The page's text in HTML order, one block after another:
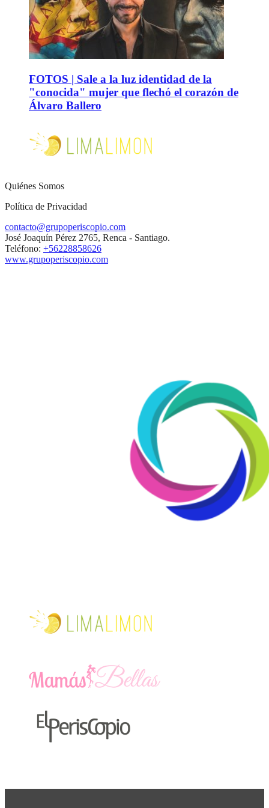
FOTOS | Sale a la luz identidad de la
"conocida" mujer que flechó el corazón de
Álvaro Ballero
Quiénes Somos
Política de Privacidad
contacto@grupoperiscopio.com
José Joaquín Pérez 2765, Renca - Santiago.
Teléfono: +56228858626
www.grupoperiscopio.com